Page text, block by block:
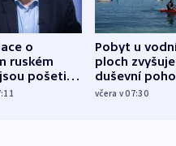
o
ruském
pošetilé,
Pobyt u
ploch zvyšuje
duševní
ukázala
včera v 07:30